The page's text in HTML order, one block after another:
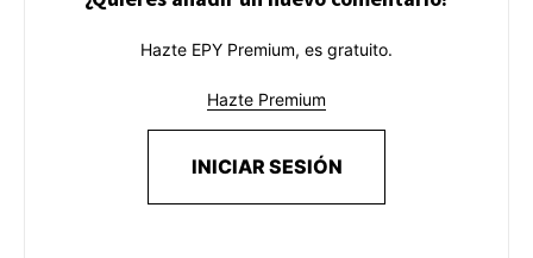
Hazte EPY Premium, es gratuito.
Hazte Premium
INICIAR SESIÓN